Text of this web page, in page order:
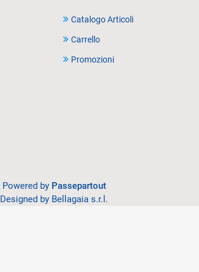
Catalogo Articoli
Carrello
Promozioni
Powered by Passepartout
Designed by Bellagaia s.r.l.